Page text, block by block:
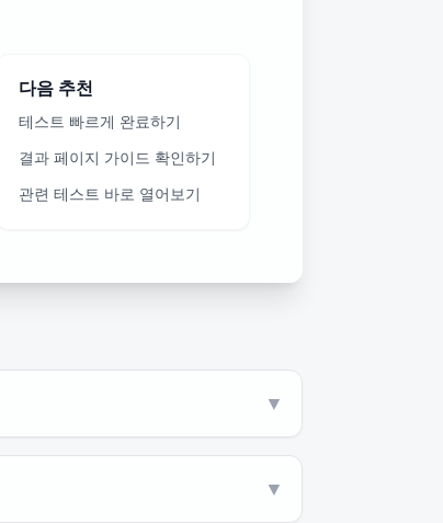
다음 추천
테스트 빠르게 완료하기
결과 페이지 가이드 확인하기
관련 테스트 바로 열어보기
▼
▼